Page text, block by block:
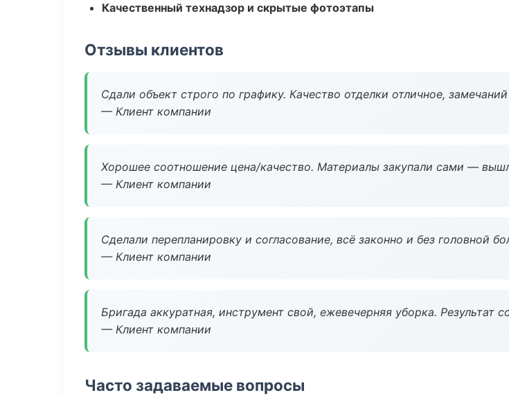
Качественный технадзор и скрытые фотоэтапы
Отзывы клиентов
Сдали объект строго по графику. Качество отделки отличное,
— Клиент компании
Хорошее соотношение цена/качество. Материалы закупали сами —
— Клиент компании
Сделали перепланировку и согласование, всё законно и без головной
— Клиент компании
Бригада аккуратная, инструмент свой, ежевечерняя уборка. Результат
— Клиент компании
Часто задаваемые вопросы